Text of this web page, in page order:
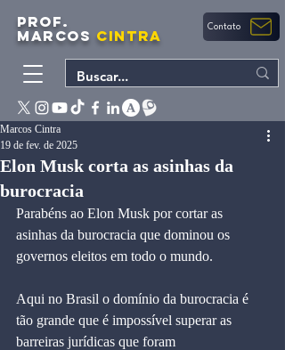
PROF.
MARCOS CINTRA Contato
Elon Musk corta as asinhas da
burocracia
Marcos Cintra
19 de fev. de 2025
Parabéns ao Elon Musk por cortar as
asinhas da burocracia que dominou os
governos eleitos em todo o mundo.
Aqui no Brasil o domínio da burocracia é
tão grande que é impossível superar as
barreiras jurídicas que foram